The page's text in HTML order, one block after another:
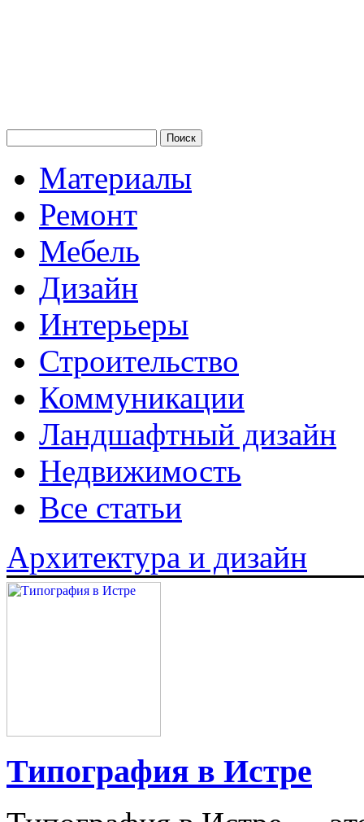
Материалы
Ремонт
Мебель
Дизайн
Интерьеры
Строительство
Коммуникации
Ландшафтный дизайн
Недвижимость
Все статьи
Архитектура и дизайн
Типография в Истре